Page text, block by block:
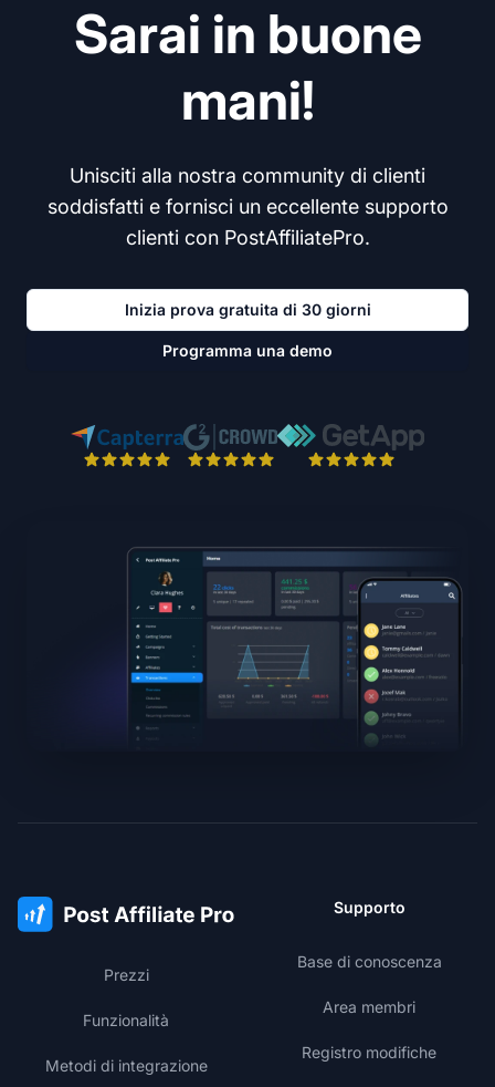
Sarai in buone
mani!
Unisciti alla nostra community di clienti
soddisfatti e fornisci un eccellente supporto
clienti con PostAffiliatePro.
Inizia prova gratuita di 30 giorni
Programma una demo
Prezzi
Funzionalità
Metodi di integrazione
Supporto
Base di conoscenza
Area membri
Registro modifiche